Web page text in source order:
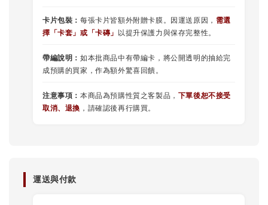
卡片包裝： 每張卡片皆額外附贈卡膜。因運送原因， 需選
擇 「卡套 」或 「卡磚」 以提升保護力與保存完整性。
帶編說明： 如本批商品中有帶編卡，將公開透明的抽給完
成預購的買家，作為額外驚喜回饋。
注意事項： 本商品為預購性質之客製品， 下單後恕不接受
取消、退換 ，請確認後再行購買。
運送與付款